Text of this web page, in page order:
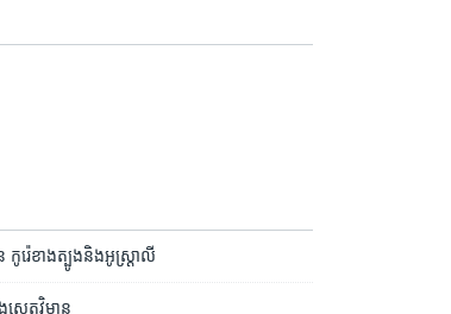
រ៉េ​ខាង​ត្បូង​និង​អូស្ត្រាលី
សេតវិមាន